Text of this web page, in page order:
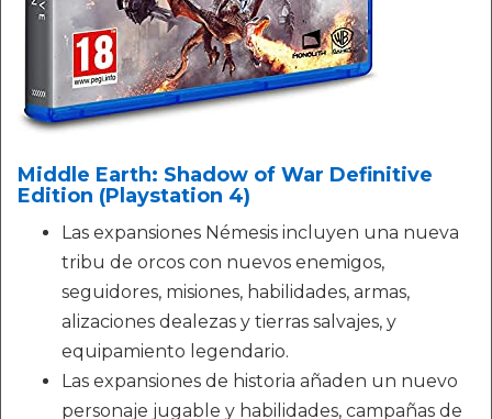
Middle Earth: Shadow of War Definitive
Edition (Playstation 4)
Las expansiones Némesis incluyen una nueva
tribu de orcos con nuevos enemigos,
seguidores, misiones, habilidades, armas,
alizaciones dealezas y tierras salvajes, y
equipamiento legendario.
Las expansiones de historia añaden un nuevo
personaje jugable y habilidades, campañas de